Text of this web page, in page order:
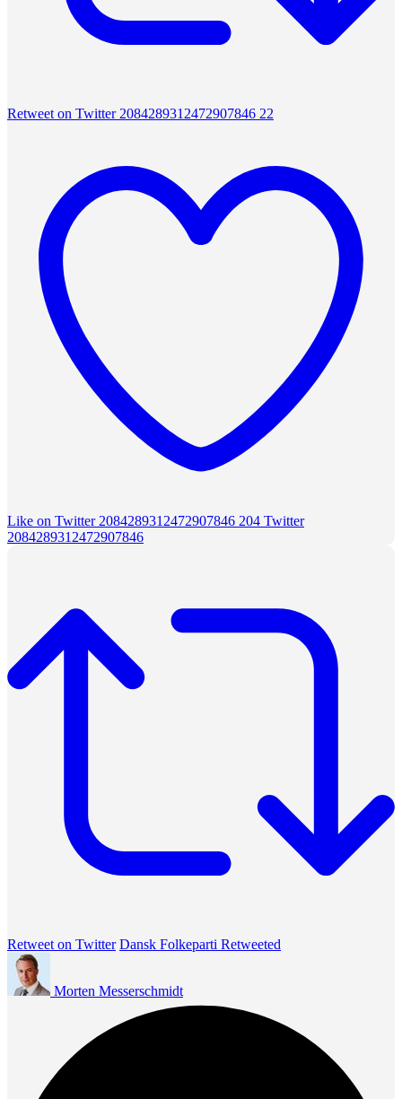
Retweet on Twitter 2084289312472907846 22
Like on Twitter 2084289312472907846 204 Twitter
2084289312472907846
Retweet on Twitter Dansk Folkeparti Retweeted
Morten Messerschmidt